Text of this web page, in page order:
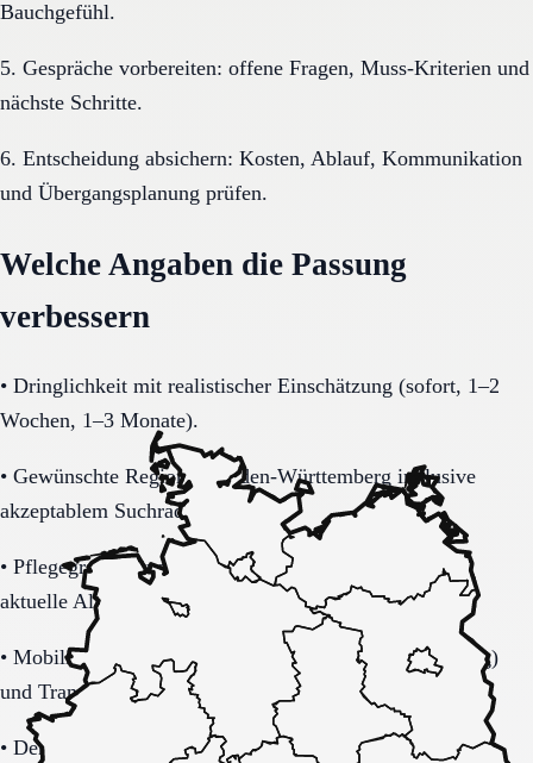
Bauchgefühl.
5. Gespräche vorbereiten: offene Fragen, Muss-Kriterien und
nächste Schritte.
6. Entscheidung absichern: Kosten, Ablauf, Kommunikation
und Übergangsplanung prüfen.
Welche Angaben die Passung
verbessern
• Dringlichkeit mit realistischer Einschätzung (sofort, 1–2
Wochen, 1–3 Monate).
• Gewünschte Region in Baden-Württemberg inklusive
akzeptablem Suchradius.
• Pflegegrad-Status (vorhanden, beantragt, unklar) und
aktuelle Alltagsbelastung.
• Mobilität (selbstständig, Rollator, Rollstuhl, bettlägerig)
und Transferbedarf.
• Demenzbezogene Anforderungen (ja, nein, unklar) mit